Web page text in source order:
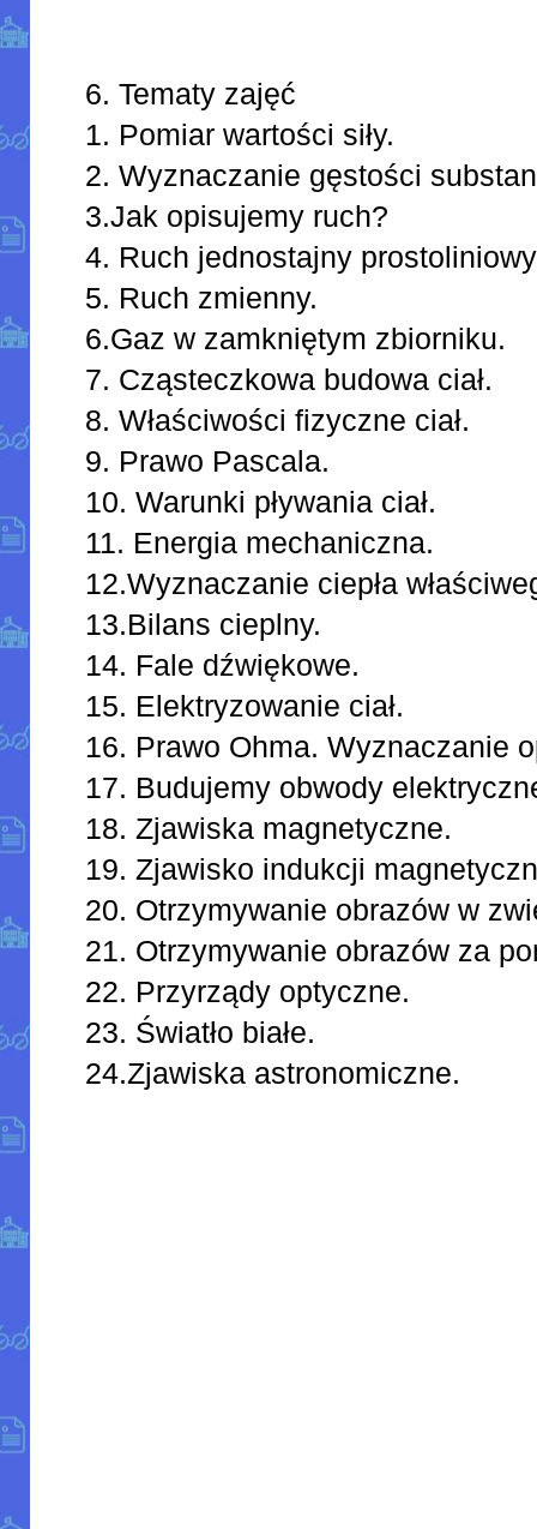
6. Tematy zajęć
1. Pomiar wartości siły.
2. Wyznaczanie gęstości
3.Jak opisujemy ruch?
4. Ruch jednostajny
5. Ruch zmienny.
6.Gaz w zamkniętym zbiorniku.
7. Cząsteczkowa budowa ciał.
8. Właściwości fizyczne ciał.
9. Prawo Pascala.
10. Warunki pływania ciał.
11. Energia mechaniczna.
12.Wyznaczanie ciepła
13.Bilans cieplny.
14. Fale dźwiękowe.
15. Elektryzowanie ciał.
16. Prawo Ohma. Wyznaczanie
17. Budujemy obwody
18. Zjawiska magnetyczne.
19. Zjawisko indukcji
20. Otrzymywanie obrazów w
21. Otrzymywanie obrazów za
22. Przyrządy optyczne.
23. Światło białe.
24.Zjawiska astronomiczne.